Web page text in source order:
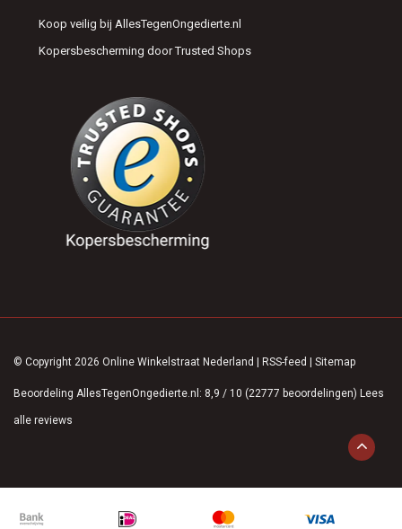
Koop veilig bij AllesTegenOngedierte.nl
Kopersbescherming door Trusted Shops
© Copyright 2026 Online Winkelstraat Nederland | RSS-feed | Sitemap
Beoordeling AllesTegenOngedierte.nl : 8,9 / 10 (22777 beoordelingen) Lees
alle reviews